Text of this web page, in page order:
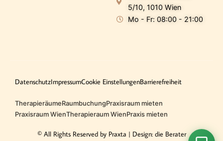
5/10, 1010 Wien
Mo - Fr: 08:00 - 21:00
DatenschutzImpressumCookie EinstellungenBarrierefreiheit
TherapieräumeRaumbuchungPraxisraum mieten
Praxisraum WienTherapieraum WienPraxis mieten
© All Rights Reserved by Praxta | Design: die Berater